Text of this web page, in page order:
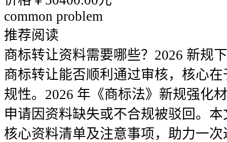
common problem
推荐阅读
商标转让资料需要哪些？2026 新规
商标转让能否顺利通过审核，核心
规性。2026 年《商标法》新规强化
申请因资料缺失或不合规被驳回。
核心资料清单及注意事项，助力一次